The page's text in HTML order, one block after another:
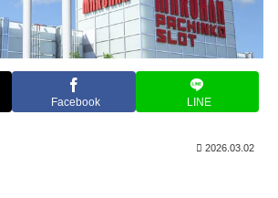
Facebook LINE
2026.03.02